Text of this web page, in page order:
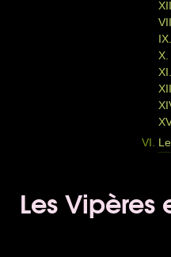
XII.
IX.
X.
XI.
Les